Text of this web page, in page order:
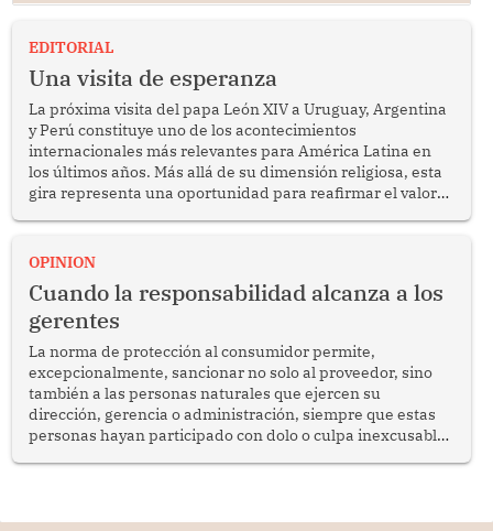
EDITORIAL
Una visita de esperanza
La próxima visita del papa León XIV a Uruguay, Argentina
y Perú constituye uno de los acontecimientos
internacionales más relevantes para América Latina en
los últimos años. Más allá de su dimensión religiosa, esta
gira representa una oportunidad para reafirmar el valor
enfrenta desafíos en materia de desarrollo, cohesión
OPINION
Cuando la responsabilidad alcanza a los
gerentes
La norma de protección al consumidor permite,
excepcionalmente, sancionar no solo al proveedor, sino
también a las personas naturales que ejercen su
dirección, gerencia o administración, siempre que estas
personas hayan participado con dolo o culpa inexcusable
por la frustrada realización de un meet and greet con